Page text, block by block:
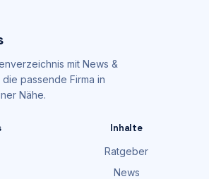
mit News &
passende Firma in
Nähe.
Inhalte
Ratgeber
News